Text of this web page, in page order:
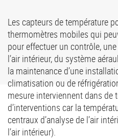
Les capteurs de température
thermomètres mobiles qui
pour effectuer un contrôle,
l’air intérieur, du système
la maintenance d’une
climatisation ou de
mesure interviennent dans de
d’interventions car la
centraux d’analyse de l’air
l’air intérieur).